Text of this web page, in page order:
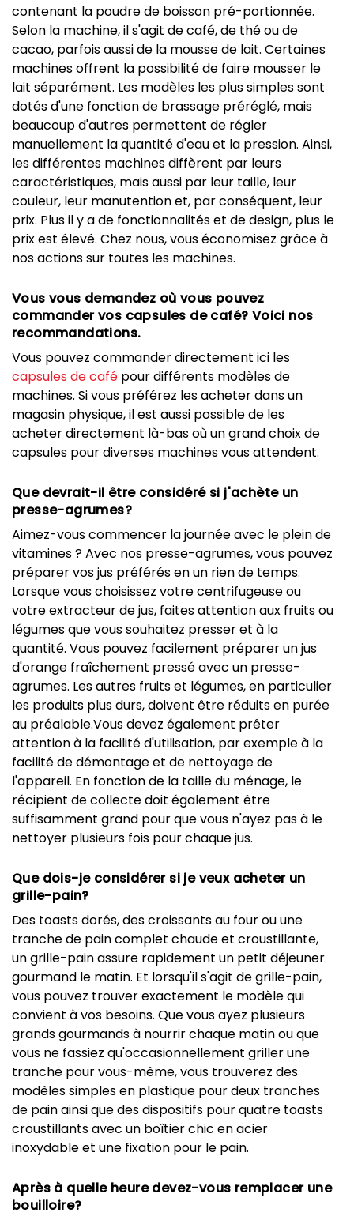
contenant la poudre de boisson pré-portionnée.
Selon la machine, il s'agit de café, de thé ou de
cacao, parfois aussi de la mousse de lait. Certaines
machines offrent la possibilité de faire mousser le
lait séparément. Les modèles les plus simples sont
dotés d'une fonction de brassage préréglé, mais
beaucoup d'autres permettent de régler
manuellement la quantité d'eau et la pression. Ainsi,
les différentes machines diffèrent par leurs
caractéristiques, mais aussi par leur taille, leur
couleur, leur manutention et, par conséquent, leur
prix. Plus il y a de fonctionnalités et de design, plus le
prix est élevé. Chez nous, vous économisez grâce à
nos actions sur toutes les machines.
Vous vous demandez où vous pouvez
commander vos capsules de café? Voici nos
recommandations.
Vous pouvez commander directement ici les
capsules de café pour différents modèles de
machines. Si vous préférez les acheter dans un
magasin physique, il est aussi possible de les
acheter directement là-bas où un grand choix de
capsules pour diverses machines vous attendent.
Que devrait-il être considéré si j'achète un
presse-agrumes?
Aimez-vous commencer la journée avec le plein de
vitamines ? Avec nos presse-agrumes, vous pouvez
préparer vos jus préférés en un rien de temps.
Lorsque vous choisissez votre centrifugeuse ou
votre extracteur de jus, faites attention aux fruits ou
légumes que vous souhaitez presser et à la
quantité. Vous pouvez facilement préparer un jus
d'orange fraîchement pressé avec un presse-
agrumes. Les autres fruits et légumes, en particulier
les produits plus durs, doivent être réduits en purée
au préalable.Vous devez également prêter
attention à la facilité d'utilisation, par exemple à la
facilité de démontage et de nettoyage de
l'appareil. En fonction de la taille du ménage, le
récipient de collecte doit également être
suffisamment grand pour que vous n'ayez pas à le
nettoyer plusieurs fois pour chaque jus.
Que dois-je considérer si je veux acheter un
grille-pain?
Des toasts dorés, des croissants au four ou une
tranche de pain complet chaude et croustillante,
un grille-pain assure rapidement un petit déjeuner
gourmand le matin. Et lorsqu'il s'agit de grille-pain,
vous pouvez trouver exactement le modèle qui
convient à vos besoins. Que vous ayez plusieurs
grands gourmands à nourrir chaque matin ou que
vous ne fassiez qu'occasionnellement griller une
tranche pour vous-même, vous trouverez des
modèles simples en plastique pour deux tranches
de pain ainsi que des dispositifs pour quatre toasts
croustillants avec un boîtier chic en acier
inoxydable et une fixation pour le pain.
Après à quelle heure devez-vous remplacer une
bouilloire?